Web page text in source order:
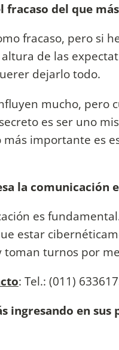
fracaso del que
fracaso, pero si
de las
dejarlo todo.
mucho, pero
es ser uno
más importante es
la comunicación
es
estar
toman turnos por
: Tel.: (011)
ingresando en sus